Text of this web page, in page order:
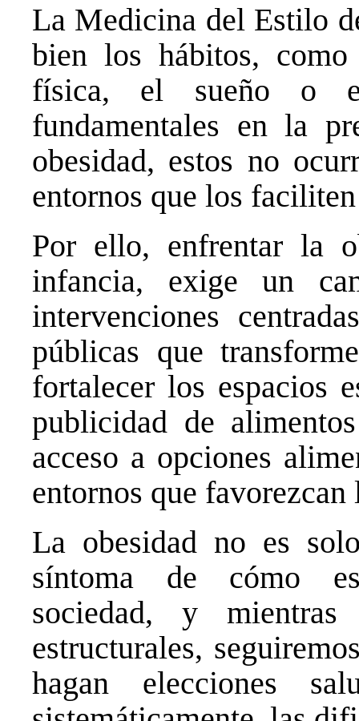
La Medicina del Estilo
bien los hábitos,
física, el sueño o
fundamentales en la
obesidad, estos no
entornos que los
Por ello, enfrentar la
infancia, exige un
intervenciones
públicas que
fortalecer los espacios
publicidad de
acceso a opciones
entornos que
La obesidad no es
síntoma de cómo
sociedad, y
estructurales,
hagan elecciones